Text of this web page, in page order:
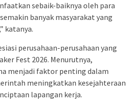
sebaik-baiknya oleh para
banyak masyarakat yang
katanya.
perusahaan-perusahaan yang
Fest 2026. Menurutnya,
menjadi faktor penting dalam
meningkatkan kesejahteraan
lapangan kerja.